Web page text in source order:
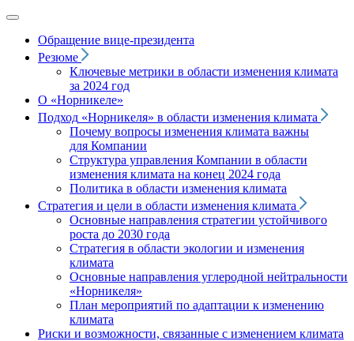
Обращение вице‑президента
Резюме
Ключевые метрики в области изменения климата
за 2024 год
О «Норникеле»
Подход «Норникеля» в области изменения климата
Почему вопросы изменения климата важны
для Компании
Структура управления Компании в области
изменения климата на конец 2024 года
Политика в области изменения климата
Стратегия и цели в области изменения климата
Основные направления стратегии устойчивого
роста до 2030 года
Стратегия в области экологии и изменения
климата
Основные направления углеродной нейтральности
«Норникеля»
План мероприятий по адаптации к изменению
климата
Риски и возможности, связанные с изменением климата